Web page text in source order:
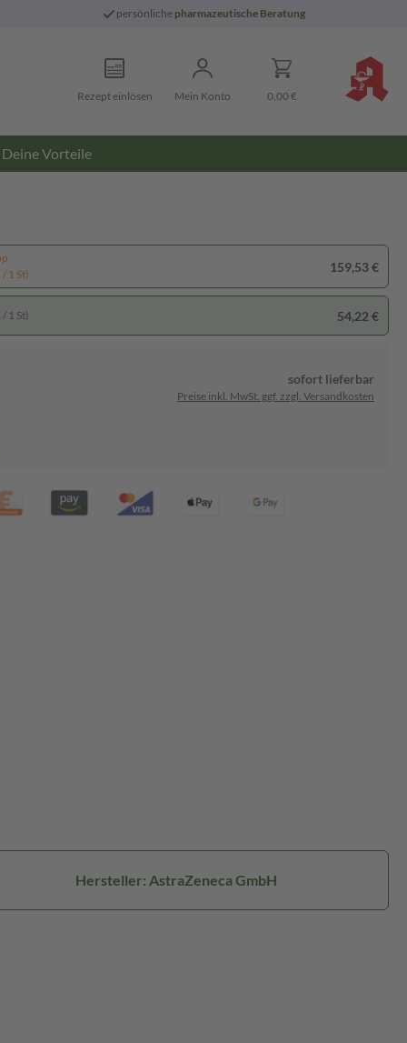
persönliche pharmazeutische Beratung
Rezept einlösen Mein Konto 0,00 €
Deine Vorteile
1 St)
159,53 €
1 St) 54,22 €
sofort lieferbar
Preise inkl. MwSt. ggf. zzgl. Versandkosten
Hersteller: AstraZeneca GmbH